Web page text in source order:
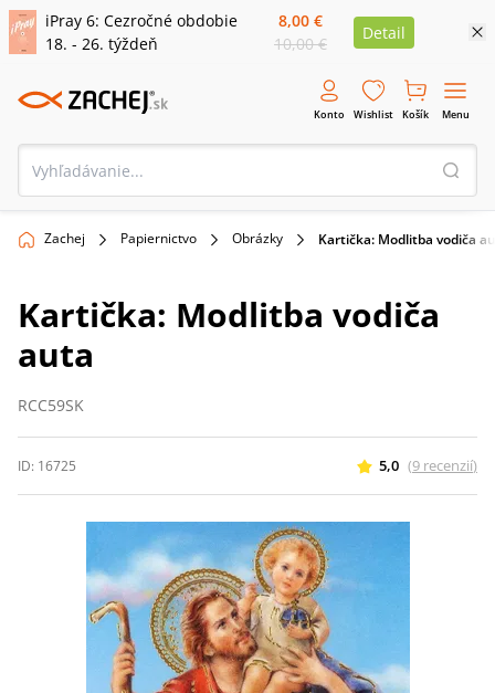
iPray 6: Cezročné obdobie
18. - 26. týždeň
8,00 €
10,00 €
Detail
Konto Wishlist Košík Menu
Zachej Papiernictvo Obrázky Kartička: Modlitba vodiča
Kartička: Modlitba vodiča
auta
RCC59SK
ID: 16725 5,0 (9 recenzií)